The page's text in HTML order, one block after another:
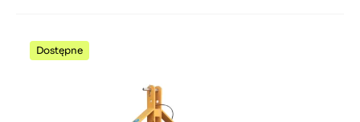
Dostępne